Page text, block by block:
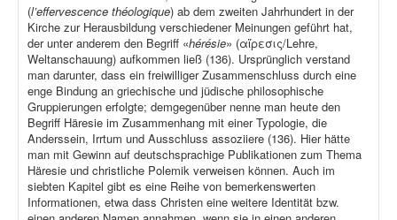
(l’effervescence théologique) ab dem zweiten Jahrhundert in der
Kirche zur Herausbildung verschiedener Meinungen geführt hat,
der unter anderem den Begriff «hérésie» (αἵρεσις/Lehre,
Weltanschauung) aufkommen ließ (136). Ursprünglich verstand
man darunter, dass ein freiwilliger Zusammenschluss durch eine
enge Bindung an griechische und jüdische philosophische
Gruppierungen erfolgte; demgegenüber nenne man heute den
Begriff Häresie im Zusammenhang mit einer Typologie, die
Anderssein, Irrtum und Ausschluss assoziiere (136). Hier hätte
man mit Gewinn auf deutschsprachige Publikationen zum Thema
Häresie und christliche Polemik verweisen können. Auch im
siebten Kapitel gibt es eine Reihe von bemerkenswerten
Informationen, etwa dass Christen eine weitere Identität bzw.